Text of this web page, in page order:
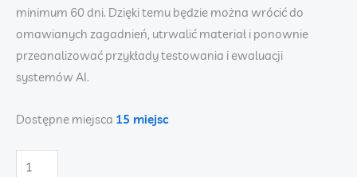
minimum 60 dni. Dzięki temu będzie można wrócić do
omawianych zagadnień, utrwalić materiał i ponownie
przeanalizować przykłady testowania i ewaluacji
systemów AI.
Dostępne miejsca 15 miejsc
ilość